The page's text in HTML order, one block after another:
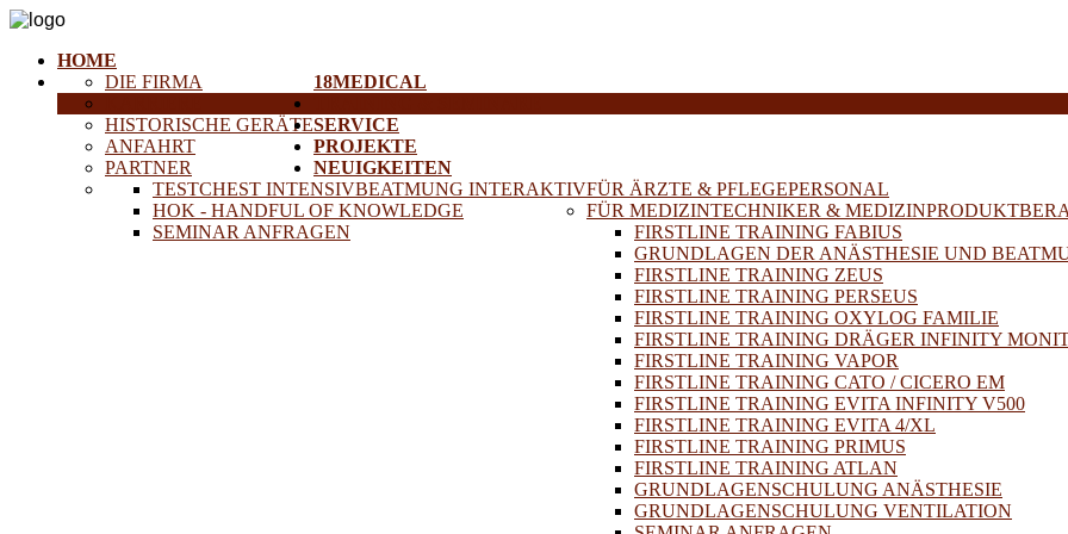
HOME
18MEDICAL
DIE FIRMA
HISTORISCHE GERÄTE
ANFAHRT
PARTNER
FÜR ÄRZTE & PFLEGEPERSONAL
TESTCHEST INTENSIVBEATMUNG INTERAKTIV
HOK - HANDFUL OF KNOWLEDGE
SEMINAR ANFRAGEN
FÜR MEDIZINTECHNIKER &
FIRSTLINE TRAINING FABIUS
GRUNDLAGEN DER ANÄSTHESIE UND
FIRSTLINE TRAINING ZEUS
FIRSTLINE TRAINING PERSEUS
FIRSTLINE TRAINING OXYLOG FAMILIE
FIRSTLINE TRAINING DRÄGER INFINITY
FIRSTLINE TRAINING VAPOR
FIRSTLINE TRAINING CATO / CICERO EM
FIRSTLINE TRAINING EVITA INFINITY V500
FIRSTLINE TRAINING EVITA 4/XL
FIRSTLINE TRAINING PRIMUS
FIRSTLINE TRAINING ATLAN
GRUNDLAGENSCHULUNG ANÄSTHESIE
GRUNDLAGENSCHULUNG VENTILATION
SERVICE
PROJEKTE
NEUIGKEITEN